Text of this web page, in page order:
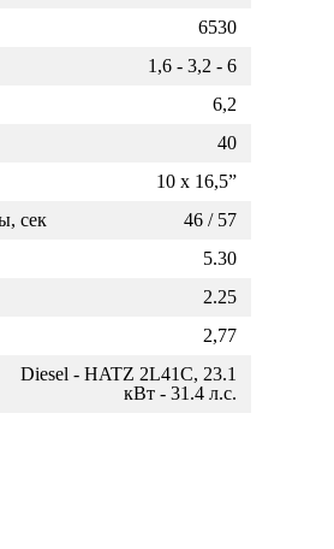
6530
1,6 - 3,2 - 6
6,2
40
10 x 16,5”
сек
46 / 57
5.30
2.25
2,77
Diesel - HATZ 2L41C, 23.1
кВт - 31.4 л.с.